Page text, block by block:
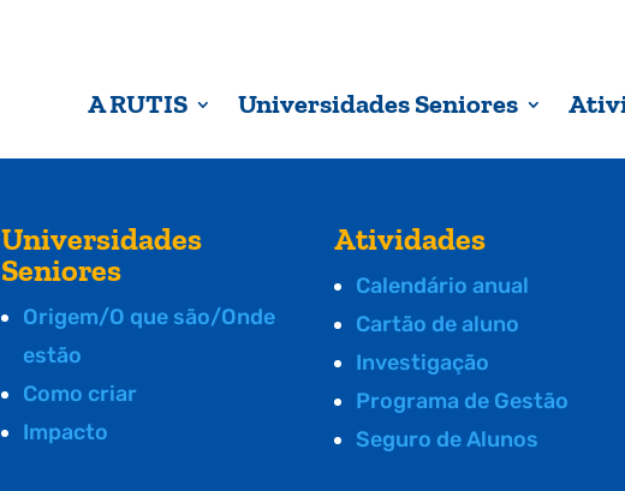
A RUTIS Universidades Seniores
Universidades
Seniores
Origem/O que são/Onde
estão
Como criar
Impacto
Atividades
Calendário anual
Cartão de aluno
Investigação
Programa de Gestão
Seguro de Alunos